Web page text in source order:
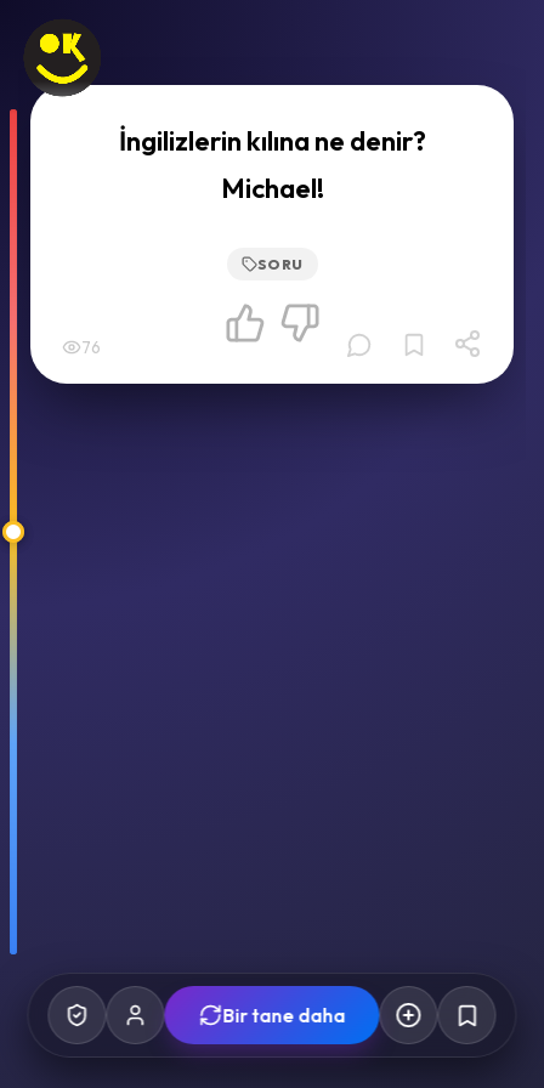
İngilizlerin kılına ne denir?
Michael!
SORU
76
Bir tane daha